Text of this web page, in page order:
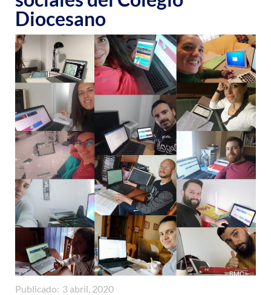
Diocesano
Publicado: 3 abril, 2020